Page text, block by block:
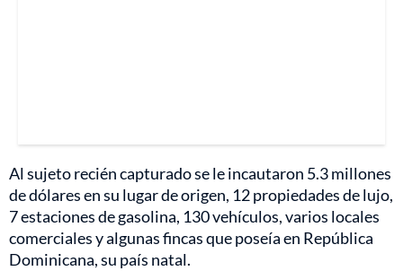
Al sujeto recién capturado se le incautaron 5.3 millones
de dólares en su lugar de origen, 12 propiedades de lujo,
7 estaciones de gasolina, 130 vehículos, varios locales
comerciales y algunas fincas que poseía en República
Dominicana, su país natal.